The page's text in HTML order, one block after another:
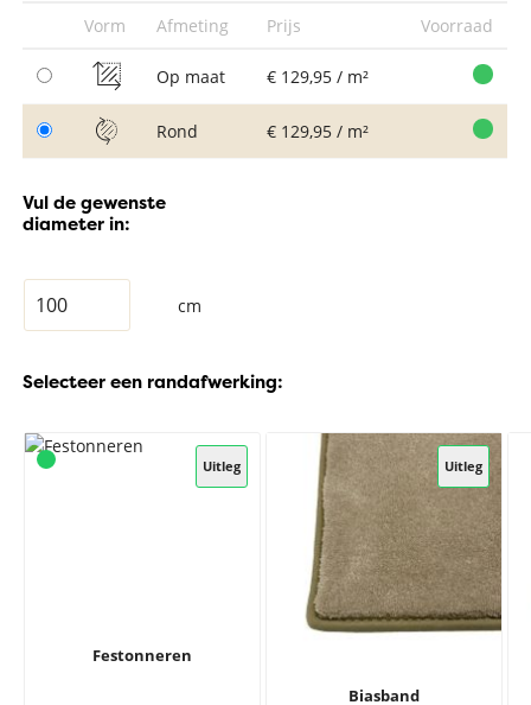
Vorm Afmeting Prijs Voorraad
Op maat € 129,95 / m²
Rond € 129,95 / m²
Vul de gewenste
diameter in:
cm
Selecteer een randafwerking:
Uitleg
Festonneren
Uitleg
Biasband